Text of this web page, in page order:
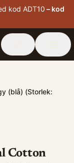
kod ADT10 – kod
(blå) (Storlek:
Cotton